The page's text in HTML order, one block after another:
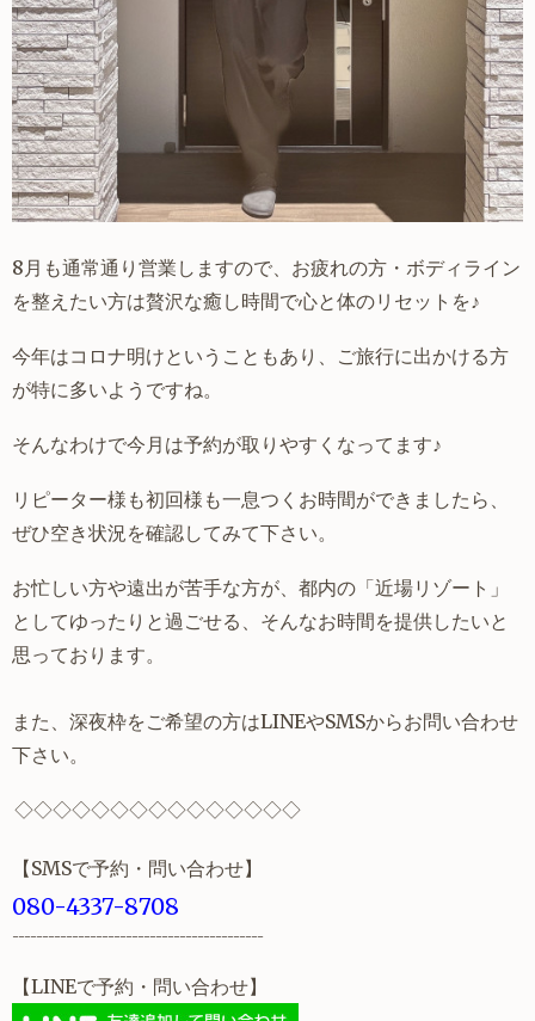
8月も通常通り営業しますので、お疲れの方・ボディライン
を整えたい方は贅沢な癒し時間で心と体のリセットを♪
今年はコロナ明けということもあり、ご旅行に出かける方
が特に多いようですね。
そんなわけで今月は予約が取りやすくなってます♪
リピーター様も初回様も一息つくお時間ができましたら、
ぜひ空き状況を確認してみて下さい。
お忙しい方や遠出が苦手な方が、都内の「近場リゾート」
としてゆったりと過ごせる、そんなお時間を提供したいと
思っております。
また、深夜枠をご希望の方はLINEやSMSからお問い合わせ
下さい。
◇◇◇◇◇◇◇◇◇◇◇◇◇◇◇
【SMSで予約・問い合わせ】
080-4337-8708
------------------------------------------
【LINEで予約・問い合わせ】